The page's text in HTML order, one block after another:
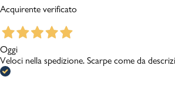
Acquirente verificato
Oggi
Veloci nella spedizione. Scarpe come da